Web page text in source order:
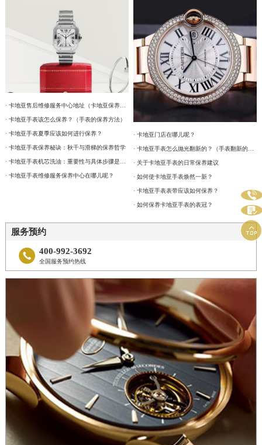
· 卡地亚售后维修服务中心地址（卡地亚保养费用及周期)
· 卡地亚手表该怎么保养？（手表的保养方法）
· 卡地亚手表夏季应该如何进行保养？
· 卡地亚手表保养秘诀：秋千与滑梯的保养哲学
· 卡地亚手表维修服务保养中心在哪儿呢？
· 卡地亚门店在哪儿呢？
· 卡地亚手表怎么抛光翻新的？（手表翻新的具体流程）
· 关于卡地亚手表的日常保养建议
· 如何使卡地亚手表焕然一新？
· 卡地亚手表表带应该如何保养？
· 如何保养卡地亚手表的表冠？
服务预约
 400-992-3692
全国服务预约热线


